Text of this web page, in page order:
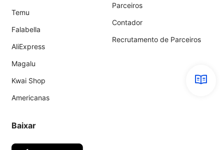
Temu
Falabella
AliExpress
Magalu
Kwai Shop
Americanas
Parceiros
Contador
Recrutamento de Parceiros
Baixar